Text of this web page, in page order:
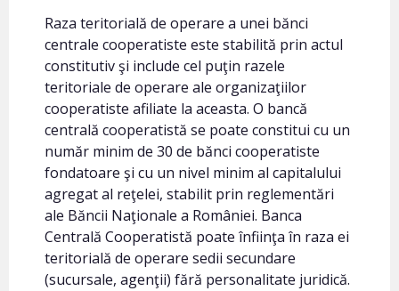
Raza teritorială de operare a unei bănci
centrale cooperatiste este stabilită prin actul
constitutiv şi include cel puţin razele
teritoriale de operare ale organizaţiilor
cooperatiste afiliate la aceasta. O bancă
centrală cooperatistă se poate constitui cu un
număr minim de 30 de bănci cooperatiste
fondatoare şi cu un nivel minim al capitalului
agregat al reţelei, stabilit prin reglementări
ale Băncii Naţionale a României. Banca
Centrală Cooperatistă poate înfiinţa în raza ei
teritorială de operare sedii secundare
(sucursale, agenţii) fără personalitate juridică.